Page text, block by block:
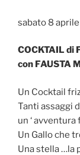
sabato 8
COCKTAIL di
con FAUSTA
Un Cocktail
Tanti assaggi
un ‘
Un Gallo che
Una stella …la